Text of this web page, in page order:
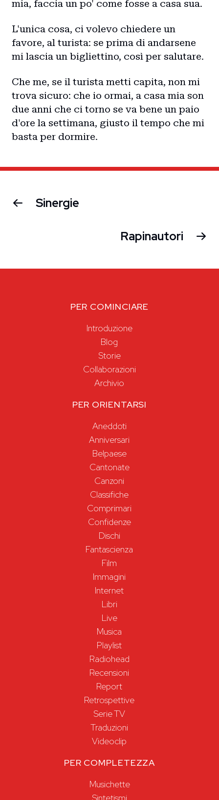
mia, faccia un po' come fosse a casa sua.
L'unica cosa, ci volevo chiedere un
favore, al turista: se prima di andarsene
mi lascia un bigliettino, così per salutare.
Che me, se il turista metti capita, non mi
trova sicuro: che io ormai, a casa mia son
due anni che ci torno se va bene un paio
d'ore la settimana, giusto il tempo che mi
basta per dormire.
Sinergie
Rapinautori
PER COMINCIARE
Introduzione
Blog
Storie
Collaborazioni
Archivio
PER ORIENTARSI
Aneddoti
Anniversari
Belpaese
Cantonate
Canzoni
Classifiche
Comprimari
Confidenze
Dischi
Fantascienza
Film
Immagini
Internet
Libri
Live
Musica
Playlist
Radiohead
Recensioni
Report
Retrospettive
Serie TV
Traduzioni
Videoclip
PER COMPLETEZZA
Musichette